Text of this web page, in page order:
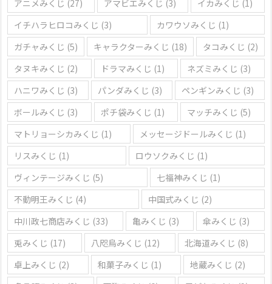
アニメみくじ (27) アマビエみくじ (3) イカみくじ (1)
イチハラヒロコみくじ (3) カワウソみくじ (1)
ガチャみくじ (5) キャラクターみくじ (18) タコみくじ (2)
タヌキみくじ (2) ドラマみくじ (1) ネズミみくじ (3)
ハニワみくじ (3) パンダみくじ (3) ペンギンみくじ (3)
ボールみくじ (3) ポチ袋みくじ (1) マッチみくじ (5)
マトリョーシカみくじ (1) メッセージドールみくじ (1)
リスみくじ (1) ロウソクみくじ (1)
ヴィンテージみくじ (5) 七福神みくじ (1)
不動明王みくじ (4) 中国式みくじ (2)
中川政七商店みくじ (33) 亀みくじ (3) 傘みくじ (3)
兎みくじ (17) 八咫烏みくじ (12) 北海道みくじ (8)
卓上みくじ (2) 和菓子みくじ (1) 地蔵みくじ (2)